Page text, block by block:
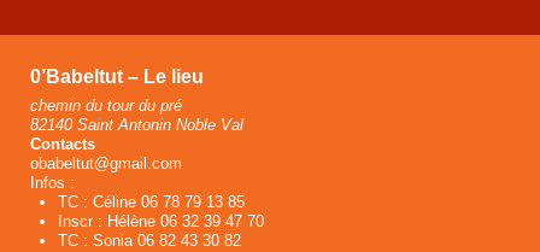
0’Babeltut – Le lieu
chemin du tour du pré
82140 Saint Antonin Noble Val
Contacts
obabeltut@gmail.com
Infos :
TC : Céline 06 78 79 13 85
Inscr : Hélène 06 32 39 47 70
TC : Sonia 06 82 43 30 82